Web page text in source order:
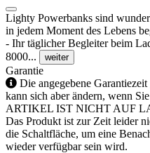
Lighty Powerbanks sind
in jedem Moment des Lebens
- Ihr täglicher Begleiter beim
8000...
weiter
Garantie
Die angegebene
kann sich aber ändern, wenn
ARTIKEL IST NICHT AUF
Das Produkt ist zur Zeit leider
die Schaltfläche, um eine
wieder verfügbar sein wird.